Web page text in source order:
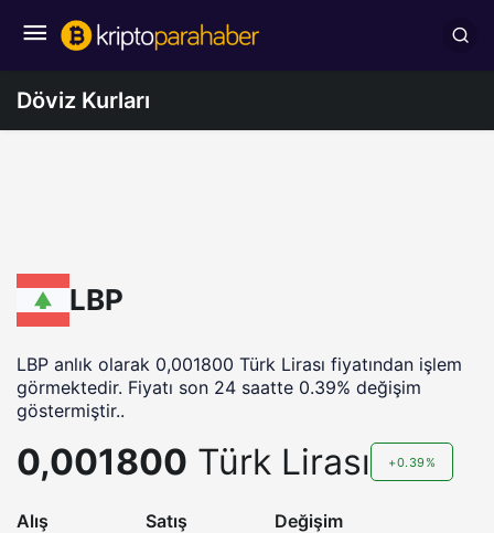
Döviz Kurları
LBP
LBP anlık olarak 0,001800 Türk Lirası fiyatından işlem
görmektedir. Fiyatı son 24 saatte 0.39% değişim
göstermiştir..
0,001800 Türk Lirası +0.39%
Alış
Satış
Değişim